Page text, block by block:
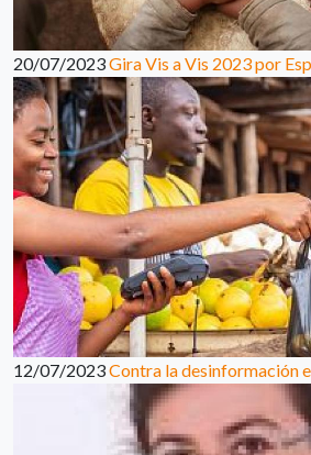
20/07/2023Gira Vis a Vis 2023 por
12/07/2023Contra la desinformación